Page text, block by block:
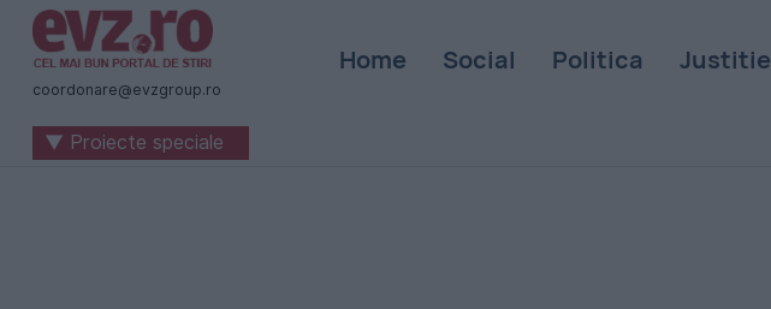
Știri
naționale
internaționale
coordonare@evzgroup.ro
Home Social Politica Justitie
▼ Proiecte speciale